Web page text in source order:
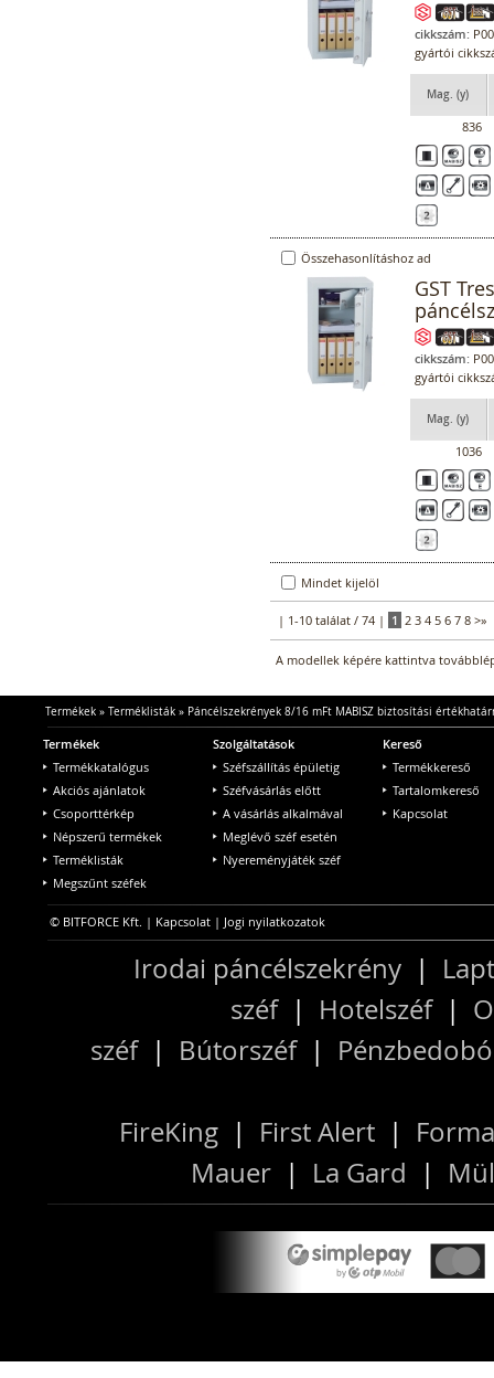
cikkszám:
gyártói
Mag. (y)
836
Összehasonlításhoz ad
GST
cikkszám:
gyártói
Mag. (y)
1036
Mindet kijelöl
| 1-10 találat / 74 | 1 2 3 4 5 6 7 8 >»
A modellek képére kattintva
Termékek» Terméklisták» Páncélszekrények 8/16 mFt MABISZ biztosítási
Termékek
Termékkatalógus
Akciós ajánlatok
Csoporttérkép
Népszerű termékek
Terméklisták
Megszűnt széfek
Szolgáltatások
Széfszállítás épületig
Széfvásárlás előtt
A vásárlás alkalmával
Meglévő széf esetén
Nyereményjáték széf
Kereső
Termékkereső
Tartalomkereső
Kapcsolat
© BITFORCE Kft. | Kapcsolat | Jogi nyilatkozatok
Irodai páncélszekrény |
széf| Hotelszéf|
széf| Bútorszéf|
FireKing | First Alert |
Mauer | La Gard |